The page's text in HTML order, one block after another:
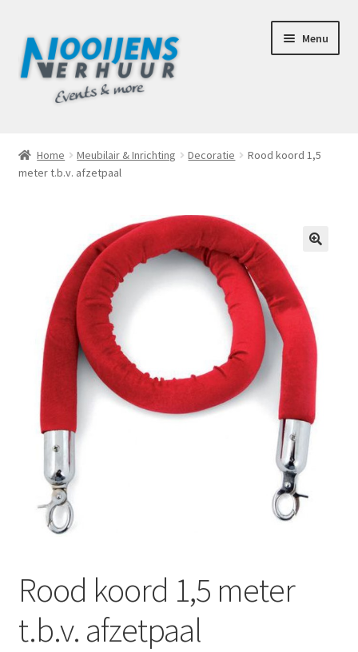
door
naar
navigatie
naar
de
Menu
Afhaalbox Tilburg
Totaal Concept Voor Je Bruiloft
Mijn account
Offerte aanvraag
Offerte aanvraag
Privacybeleid
Home Meubilair & Inrichting Decoratie
Rood koord 1,5
meter t.b.v. afzetpaal
Rood koord 1,5 meter
t.b.v. afzetpaal